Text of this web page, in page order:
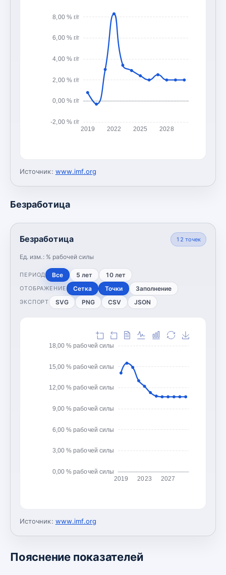
-2,00 % г/г
0,00 % г/г
2,00 % г/г
4,00 % г/г
6,00 % г/г
8,00 % г/г
2019 2022 2025 2028
Источник: www.imf.org
Безработица
Безработица
Ед. изм.: % рабочей силы
12 точек
ПЕРИОД Все 5 лет 10 лет
ОТОБРАЖЕНИЕ Сетка Точки Заполнение
ЭКСПОРТ SVG PNG CSV JSON
0,00 % рабочей силы
3,00 % рабочей силы
6,00 % рабочей силы
9,00 % рабочей силы
12,00 % рабочей силы
15,00 % рабочей силы
18,00 % рабочей силы
2019 2023 2027
Источник: www.imf.org
Пояснение показателей